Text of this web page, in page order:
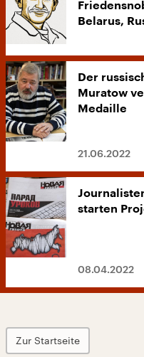
Belarus,
Der
Muratow
Medaille
21.06.2022
starten
08.04.2022
Zur Startseite